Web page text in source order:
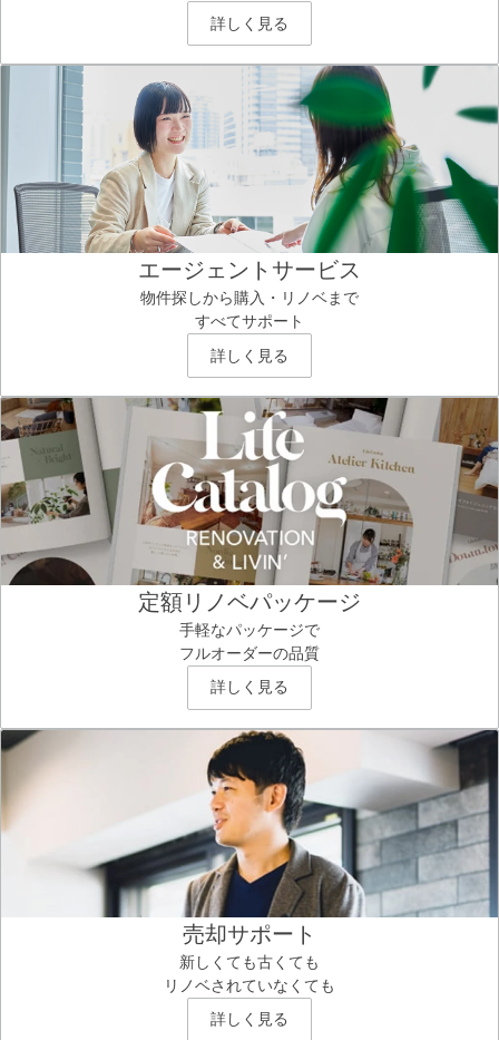
詳しく見る
エージェントサービス
物件探しから購入・リノベまで
すべてサポート
詳しく見る
定額リノベパッケージ
手軽なパッケージで
フルオーダーの品質
詳しく見る
売却サポート
新しくても古くても
リノベされていなくても
詳しく見る